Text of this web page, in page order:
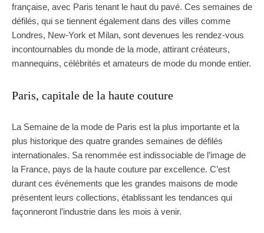
française, avec Paris tenant le haut du pavé. Ces semaines de
défilés, qui se tiennent également dans des villes comme
Londres, New-York et Milan, sont devenues les rendez-vous
incontournables du monde de la mode, attirant créateurs,
mannequins, célébrités et amateurs de mode du monde entier.
Paris, capitale de la haute couture
La Semaine de la mode de Paris est la plus importante et la
plus historique des quatre grandes semaines de défilés
internationales. Sa renommée est indissociable de l’image de
la France, pays de la haute couture par excellence. C’est
durant ces événements que les grandes maisons de mode
présentent leurs collections, établissant les tendances qui
façonneront l’industrie dans les mois à venir.